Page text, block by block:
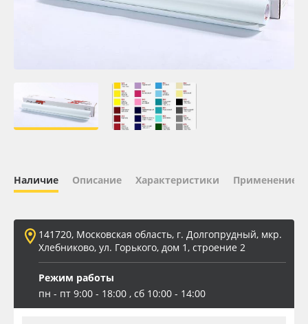
Плёнка монтажная Oratape
ПЭТ листовой
Баннер
Заготовки для сувениров
Наличие Описание Характеристики Применение
141720, Московская область, г. Долгопрудный, мкр.
Хлебниково, ул. Горького, дом 1, строение 2
Режим работы
пн - пт 9:00 - 18:00 , сб 10:00 - 14:00